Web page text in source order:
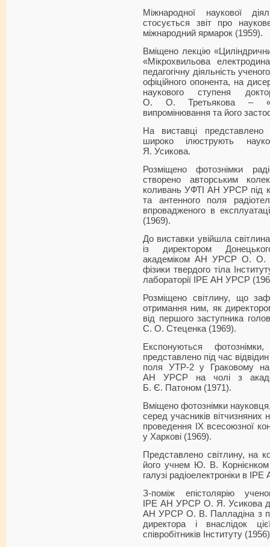
Міжнародної наукової
стосується звіт про
міжнародний ярмарок (1959).
Вміщено лекцію
«Мікрохвильова
педагогічну діяльність
офіційного опонента, на
наукового ступеня
О. О. Третьякова –
випромінювання та його
На виставці представлено
широко ілюструють
Я. Усикова.
Розміщено фотознімки
створено авторським
коливань УФТІ АН УРСР під
та антенного поля
впровадженого в
(1969).
До виставки увійшла
із директором
академіком АН УРСР О. О.
фізики твердого тіла
лабораторії ІРЕ АН УРСР
Розміщено світлину, що
отримання ним, як
від першого заступника
С. О. Стеценка (1969).
Експонуються
представлено під час
поля УТР-2 у Граковому на
АН УРСР на чолі з
Б. Є. Патоном (1971).
Вміщено фотознімки науковця,
серед учасників вітчизняних
проведення ІХ всесоюзної
у Харкові (1969).
Представлено світлину, на
його учнем Ю. В.
галузі радіоелектроніки в
З-поміж епістолярію
ІРЕ АН УРСР О. Я. Усикова
АН УРСР О. В. Палладіна з
директора і внаслідок
співробітників Інституту